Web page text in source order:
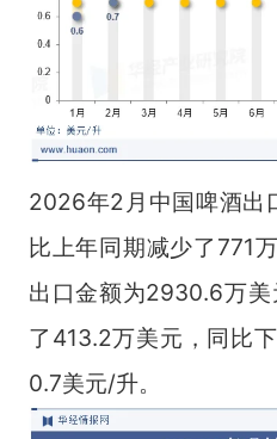
2026年2月中国啤酒出
比上年同期减少了771
出口金额为2930.6万
了413.2万美元，同比
0.7美元/升。